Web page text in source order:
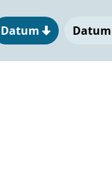
Datum Datum